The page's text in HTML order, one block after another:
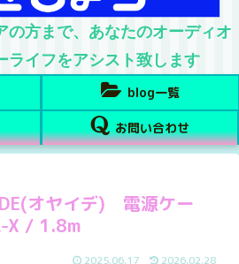
の方まで、あなたのオーディオ
ライフをアシスト致します
blog一覧
お問い合わせ
オヤイデ) 電源ケー
X / 1.8m
2025.06.17 2026.02.28